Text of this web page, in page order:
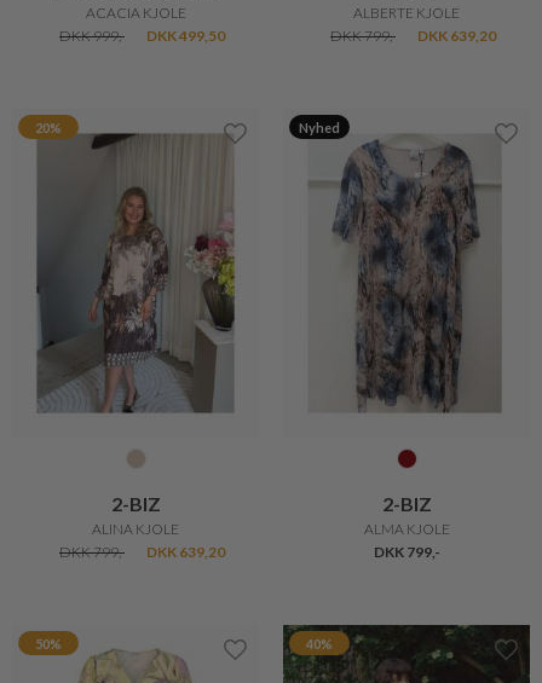
ACACIA KJOLE
DKK 999,-
DKK 499,50
ALBERTE KJOLE
DKK 799,-
DKK 639,20
20%
2-BIZ
ALINA KJOLE
DKK 799,-
DKK 639,20
Nyhed
2-BIZ
ALMA KJOLE
DKK 799,-
50% 40%